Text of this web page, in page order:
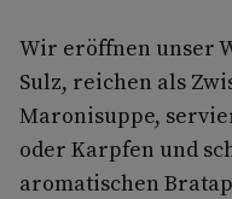
Wir eröffnen unser
Sulz, reichen als
Maronisuppe,
oder Karpfen und
aromatischen